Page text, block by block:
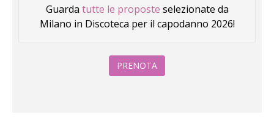
Guarda tutte le proposte selezionate da
Milano in Discoteca per il capodanno 2026!
PRENOTA